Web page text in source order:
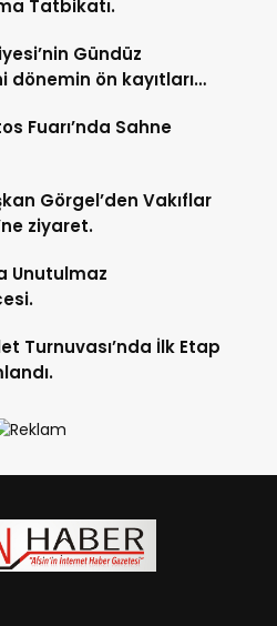
Tatbikatı.
Gündüz
dönemin ön kayıtları
Fuarı’nda Sahne
Görgel’den Vakıflar
ziyaret.
Unutulmaz
Turnuvası’nda İlk Etap